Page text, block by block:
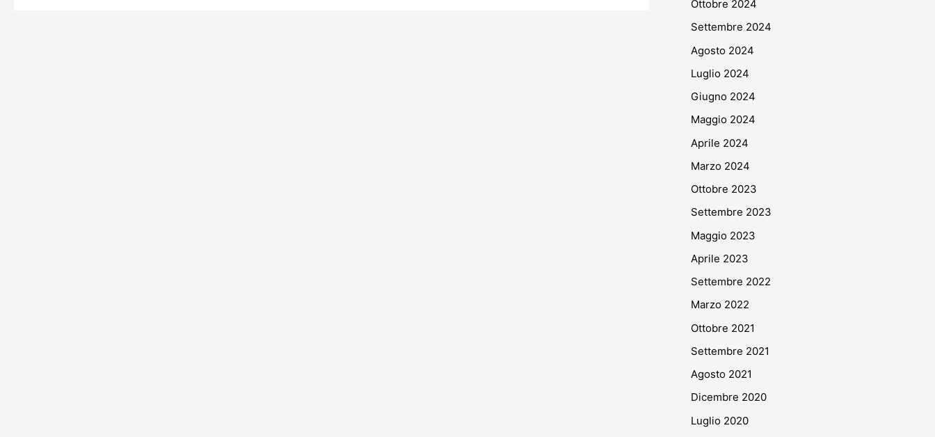
Ottobre 2024
Settembre 2024
Agosto 2024
Luglio 2024
Giugno 2024
Maggio 2024
Aprile 2024
Marzo 2024
Ottobre 2023
Settembre 2023
Maggio 2023
Aprile 2023
Settembre 2022
Marzo 2022
Ottobre 2021
Settembre 2021
Agosto 2021
Dicembre 2020
Luglio 2020